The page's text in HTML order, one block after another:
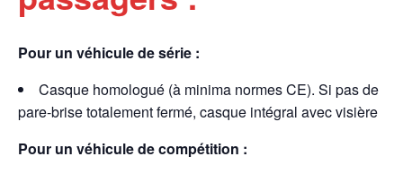
Pour un véhicule de série :
Casque homologué (à minima normes CE). Si pas de
pare-brise totalement fermé, casque intégral avec visière
Pour un véhicule de compétition :